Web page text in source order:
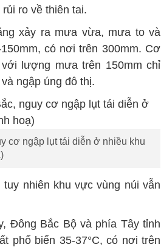
ro về thiên tai.
xảy ra mưa vừa, mưa to và
có nơi trên 300mm. Cơ
lượng mưa trên 150mm chỉ
ngập úng đô thị.
cơ ngập lụt tái diễn ở nhiều khu
nhiên khu vực vùng núi vẫn
Đông Bắc Bộ và phía Tây tỉnh
phổ biến 35-37°C, có nơi trên